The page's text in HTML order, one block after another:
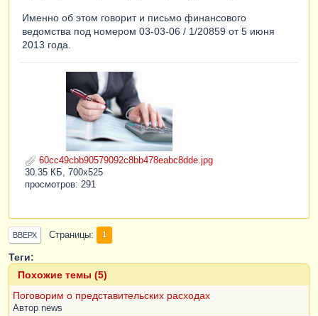
Именно об этом говорит и письмо финансового
ведомства под номером 03-03-06 / 1/20859 от 5 июня
2013 года.
60cc49cbb90579092c8bb478eabc8dde.jpg
30.35 КБ, 700x525
просмотров: 291
ВВЕРХ Страницы 1
Теги:
Похожие темы (5)
Поговорим о представительских расходах
Автор news